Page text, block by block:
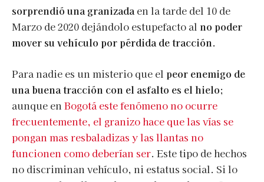
sorprendió una granizadaen la tarde del 10 de
Marzo de 2020 dejándolo estupefacto al no poder
mover su vehículo por pérdida de tracción.
Para nadie es un misterio que el peor enemigo de
una buena tracción con el asfalto es el hielo;
aunque en Bogotá este fenómeno no ocurre
frecuentemente, el granizo hace que las vías se
pongan mas resbaladizas y las llantas no
funcionen como deberían ser. Este tipo de hechos
no discriminan vehículo, ni estatus social. Si lo